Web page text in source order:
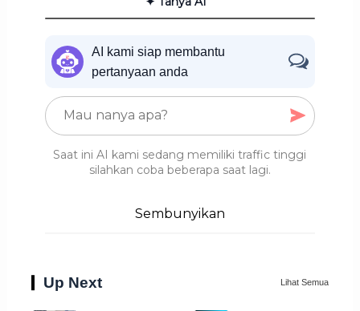
AI kami siap membantu
pertanyaan anda
Saat ini AI kami sedang memiliki traffic tinggi
silahkan coba beberapa saat lagi.
Sembunyikan
Up Next Lihat Semua